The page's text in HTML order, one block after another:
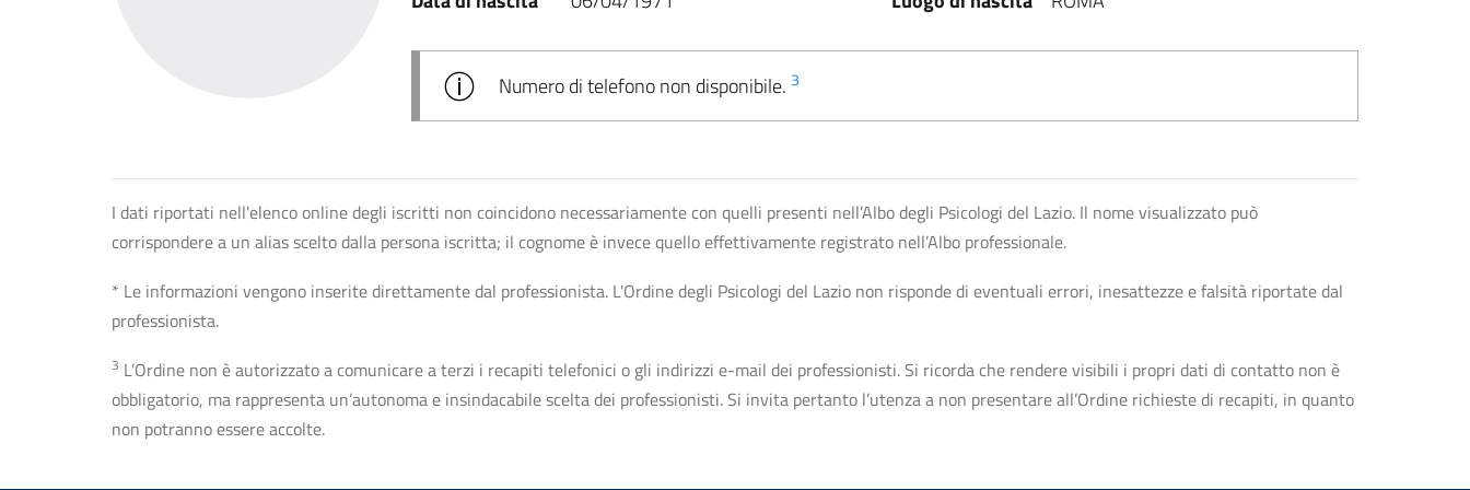
Numero di telefono non disponibile. 3
I dati riportati nell'elenco online degli iscritti non coincidono necessariamente con quelli presenti nell’Albo degli Psicologi del Lazio. Il nome visualizzato può
corrispondere a un alias scelto dalla persona iscritta; il cognome è invece quello effettivamente registrato nell’Albo professionale.
* Le informazioni vengono inserite direttamente dal professionista. L'Ordine degli Psicologi del Lazio non risponde di eventuali errori, inesattezze e falsità riportate dal
professionista.
3 L’Ordine non è autorizzato a comunicare a terzi i recapiti telefonici o gli indirizzi e-mail dei professionisti. Si ricorda che rendere visibili i propri dati di contatto non è
obbligatorio, ma rappresenta un’autonoma e insindacabile scelta dei professionisti. Si invita pertanto l’utenza a non presentare all’Ordine richieste di recapiti, in quanto
non potranno essere accolte.